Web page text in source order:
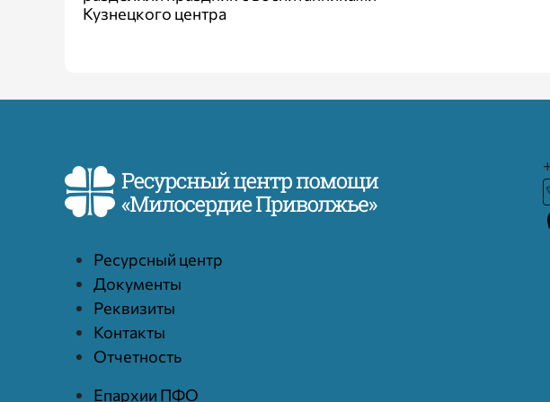
Кузнецкого центра
Ресурcный центр
Документы
Реквизиты
Контакты
Отчетность
Епархии ПФО